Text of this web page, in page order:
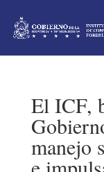
El ICF,
manejo